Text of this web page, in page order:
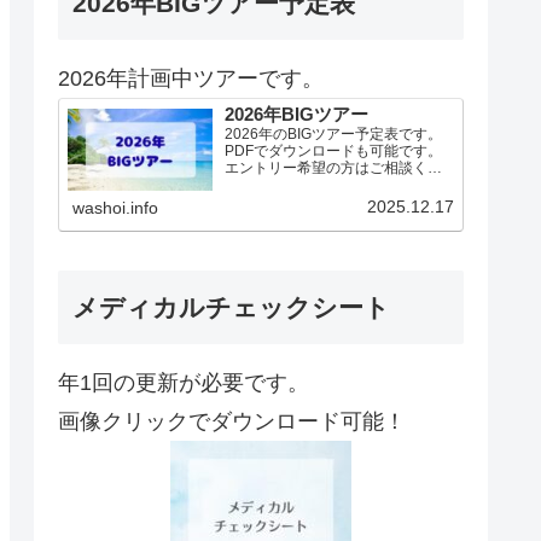
2026年計画中ツアーです。
2026年BIGツアー
2026年のBIGツアー予定表です。
PDFでダウンロードも可能です。
エントリー希望の方はご相談くだ
より変動ありますので、ご確認く
新）ダウンロードPDFでアップロ
washoi.info 2025.12.17
メディカルチェックシート
年1回の更新が必要です。
画像クリックでダウンロード可能！